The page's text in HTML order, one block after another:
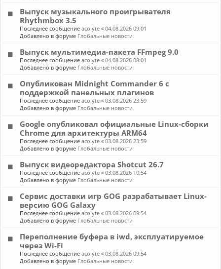
Выпуск музыкального проигрывателя
Rhythmbox 3.5
Последнее сообщениеacolyte «04.08.2026 09:01
Добавлено в форуме Глобальные новости
Выпуск мультимедиа-пакета FFmpeg 9.0
Последнее сообщениеacolyte «04.08.2026 08:01
Добавлено в форуме Глобальные новости
Опубликован Midnight Commander 6 c
поддержкой панельных плагинов
Последнее сообщениеacolyte «03.08.2026 23:59
Добавлено в форуме Глобальные новости
Google опубликовал официальные Linux-сборки
Chrome для архитектуры ARM64
Последнее сообщениеacolyte «03.08.2026 23:59
Добавлено в форуме Глобальные новости
Выпуск видеоредактора Shotcut 26.7
Последнее сообщениеacolyte «03.08.2026 10:54
Добавлено в форуме Глобальные новости
Сервис доставки игр GOG разрабатывает Linux-
версию GOG Galaxy
Последнее сообщениеacolyte «03.08.2026 09:54
Добавлено в форуме Глобальные новости
Переполнение буфера в iwd, эксплуатируемое
через Wi-Fi
Последнее сообщениеacolyte «03.08.2026 09:54
Добавлено в форуме Глобальные новости